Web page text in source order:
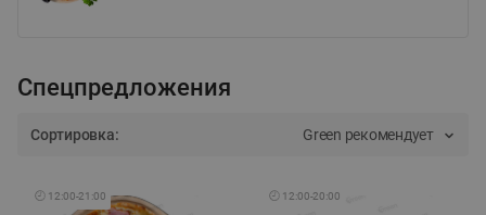
Спецпредложения
Сортировка: Green рекомендует
🕘 12:00-21:00 🕘 12:00-20:00